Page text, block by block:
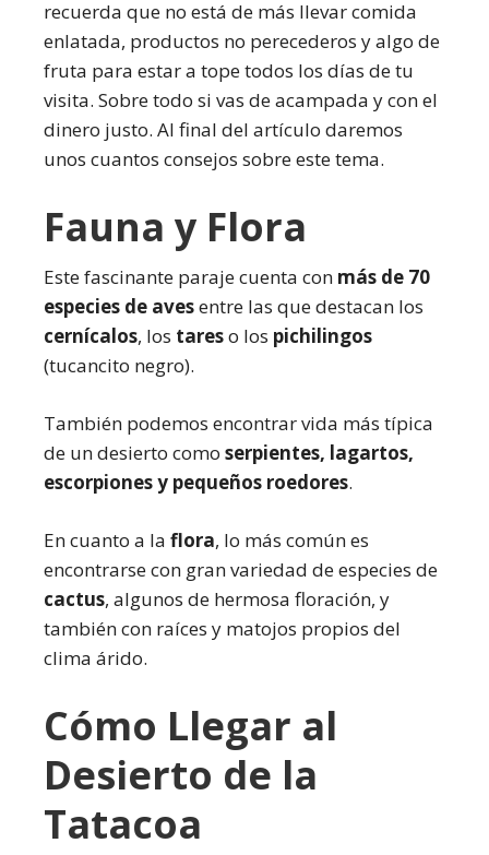
recuerda que no está de más llevar comida
enlatada, productos no perecederos y algo de
fruta para estar a tope todos los días de tu
visita. Sobre todo si vas de acampada y con el
dinero justo. Al final del artículo daremos
unos cuantos consejos sobre este tema.
Fauna y Flora
Este fascinante paraje cuenta con más de 70
especies de avesentre las que destacan los
cernícalos, los tareso los pichilingos
(tucancito negro).
También podemos encontrar vida más típica
de un desierto como serpientes, lagartos,
escorpiones y pequeños roedores.
En cuanto a la flora, lo más común es
encontrarse con gran variedad de especies de
cactus, algunos de hermosa floración, y
también con raíces y matojos propios del
clima árido.
Cómo Llegar al
Desierto de la
Tatacoa